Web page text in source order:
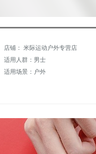
店铺： 米际运动户外专营店
适用人群：男士
适用场景：户外